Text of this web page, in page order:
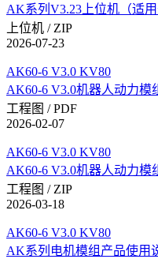
AK系列V3.23上位机（适
上位机 / ZIP
2026-07-23
AK60-6 V3.0 KV80
AK60-6 V3.0机器人动力模
工程图 / PDF
2026-02-07
AK60-6 V3.0 KV80
AK60-6 V3.0机器人动力模
工程图 / ZIP
2026-03-18
AK60-6 V3.0 KV80
AK系列电机模组产品使用